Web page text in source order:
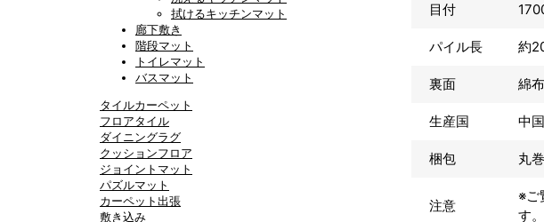
拭けるキッチンマット
廊下敷き
階段マット
トイレマット
バスマット
タイルカーペット
フロアタイル
ダイニングラグ
クッションフロア
ジョイントマット
パズルマット
カーペット出張
敷き込み
目付
パイル長 約
裏面 綿布
生産国 中国
梱包 丸
注意
※ご
す。